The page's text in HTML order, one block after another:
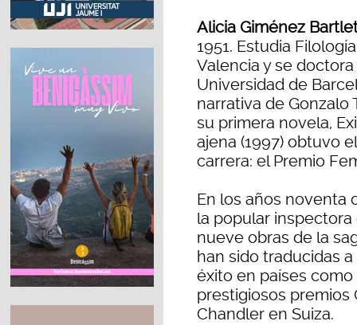
Alicia Giménez
1951. Estudia
Valencia y se
Universidad de
narrativa de Gonzalo
su primera novela,
ajena (1997) obtuvo
carrera: el Premio
En los años noventa
la popular inspectora
nueve obras de la
han sido traducidas
éxito en países
prestigiosos premios
Chandler en Suiza.